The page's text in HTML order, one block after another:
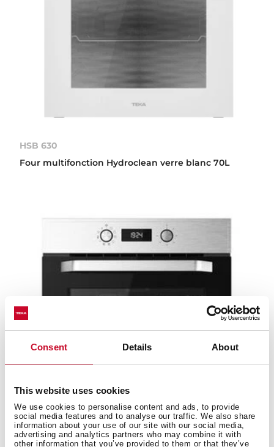
Consent Details About
This website uses cookies
We use cookies to personalise content and ads, to provide
social media features and to analyse our traffic. We also share
information about your use of our site with our social media,
advertising and analytics partners who may combine it with
other information that you’ve provided to them or that they’ve
HSB 630
Four multifonction Hydroclean verre blanc 70L
HCB 6435 SS